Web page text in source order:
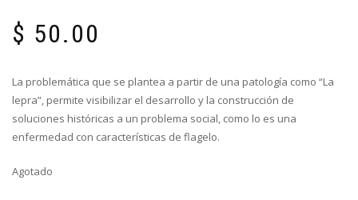
$ 50.00
La problemática que se plantea a partir de una patología como “La
lepra”, permite visibilizar el desarrollo y la construcción de
soluciones históricas a un problema social, como lo es una
enfermedad con características de flagelo.
Agotado